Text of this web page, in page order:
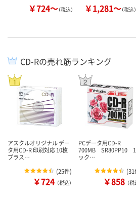
￥724～（税込） ￥1,281～（税込）
CD-Rの売れ筋ランキング
アスクルオリジナル デー
タ用CD-R 印刷対応 10枚
プラス…
(25件)
￥724 （税込）
PCデータ用CD-R
700MB SR80PP10
ック…
(
￥858 （税